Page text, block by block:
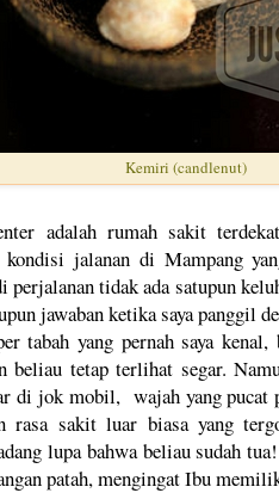
Kemiri (candlenut)
adalah rumah sakit
disi jalanan di Mampang
perjalanantidak ada satupun
jawaban ketika saya panggil
tabah yang pernah saya kenal,
beliau tetapterlihat segar.
di jok mobil, wajah yang pucat
rasa sakit luar biasa yang
lupa bahwa beliau sudah tua!
patah,mengingat Ibu